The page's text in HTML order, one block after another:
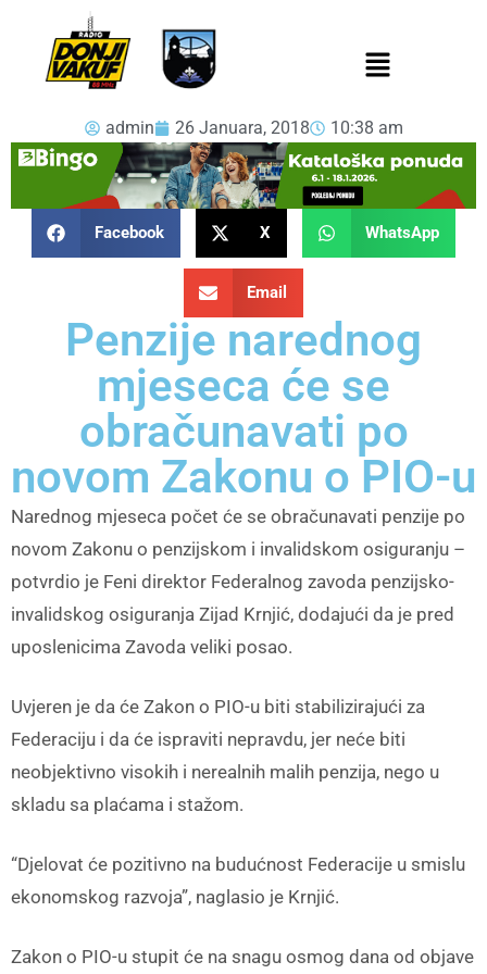
admin 26 Januara, 2018 10:38 am
Facebook X WhatsApp
Email
Penzije narednog
mjeseca će se
obračunavati po
novom Zakonu o PIO-u
Narednog mjeseca počet će se obračunavati penzije po
novom Zakonu o penzijskom i invalidskom osiguranju –
potvrdio je Feni direktor Federalnog zavoda penzijsko-
invalidskog osiguranja Zijad Krnjić, dodajući da je pred
uposlenicima Zavoda veliki posao.
Uvjeren je da će Zakon o PIO-u biti stabilizirajući za
Federaciju i da će ispraviti nepravdu, jer neće biti
neobjektivno visokih i nerealnih malih penzija, nego u
skladu sa plaćama i stažom.
“Djelovat će pozitivno na budućnost Federacije u smislu
ekonomskog razvoja”, naglasio je Krnjić.
Zakon o PIO-u stupit će na snagu osmog dana od objave